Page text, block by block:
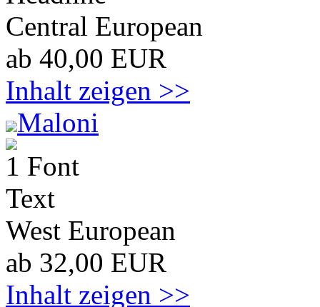
Central European
ab 40,00 EUR
Inhalt zeigen >>
Maloni
1 Font
Text
West European
ab 32,00 EUR
Inhalt zeigen >>